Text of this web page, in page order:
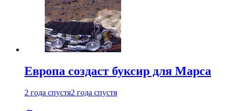
Европа создаст буксир для Марса
2 года спустя2 года спустя